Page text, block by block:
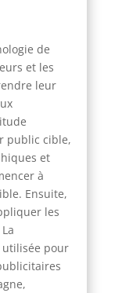
de
et les
leur
public cible,
et
à
Ensuite,
les
utilisée pour